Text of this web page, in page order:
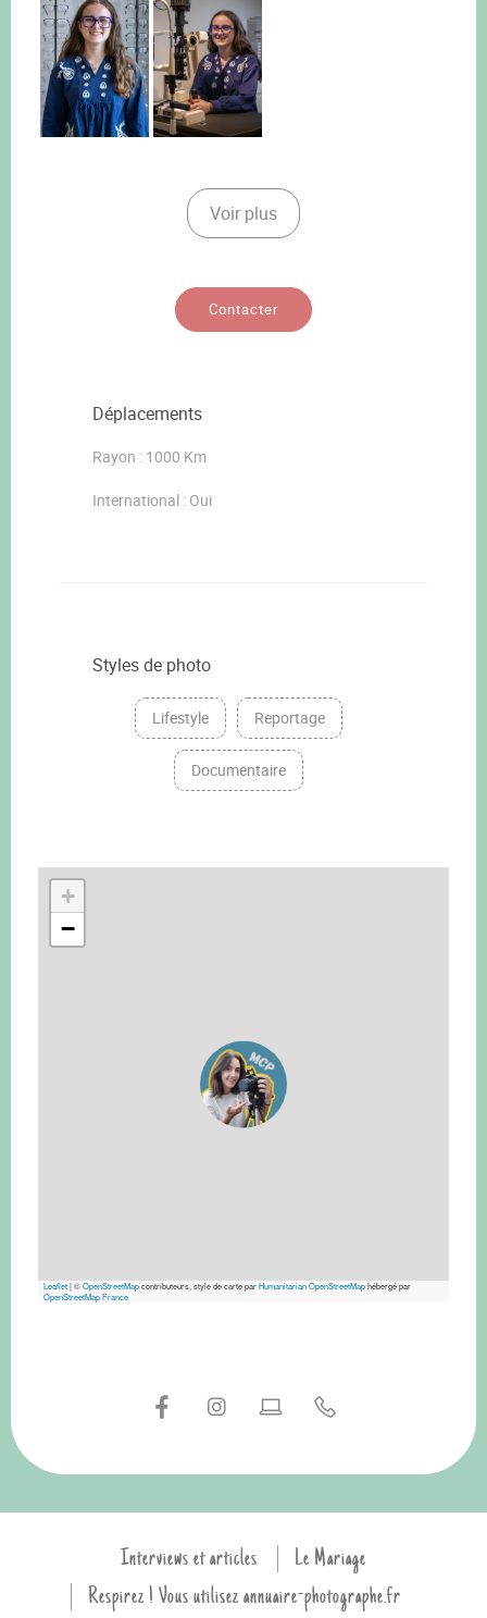
Voir plus
Contacter
Déplacements
Rayon : 1000 Km
International : Oui
Styles de photo
Lifestyle Reportage
Documentaire
+
−
Leaflet|©OpenStreetMapcontributeurs, style de carte parHumanitarian OpenStreetMaphébergé par
OpenStreetMap France
Interviews et articles
Le Mariage
Respirez ! Vous utilisez annuaire-photographe.fr